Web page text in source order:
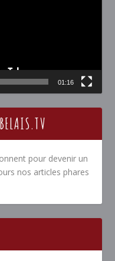
01:16
pour devenir un
nos articles phares